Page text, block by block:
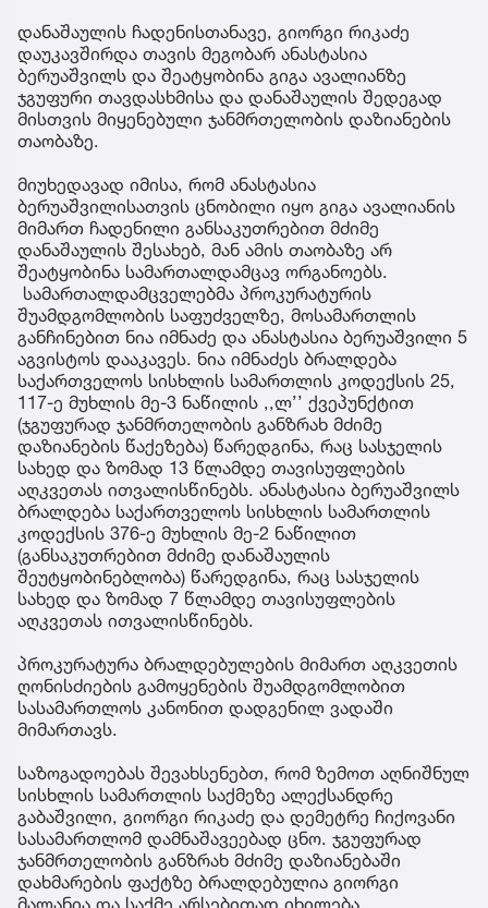
დანაშაულის ჩადენისთანავე, გიორგი რიკაძე
დაუკავშირდა თავის მეგობარ ანასტასია
ბერუაშვილს და შეატყობინა გიგა ავალიანზე
ჯგუფური თავდასხმისა და დანაშაულის შედეგად
მისთვის მიყენებული ჯანმრთელობის დაზიანების
თაობაზე.
მიუხედავად იმისა, რომ ანასტასია
ბერუაშვილისათვის ცნობილი იყო გიგა ავალიანის
მიმართ ჩადენილი განსაკუთრებით მძიმე
დანაშაულის შესახებ, მან ამის თაობაზე არ
შეატყობინა სამართალდამცავ ორგანოებს.
სამართალდამცველებმა პროკურატურის
შუამდგომლობის საფუძველზე, მოსამართლის
განჩინებით ნია იმნაძე და ანასტასია ბერუაშვილი 5
აგვისტოს დააკავეს. ნია იმნაძეს ბრალდება
საქართველოს სისხლის სამართლის კოდექსის 25,
117-ე მუხლის მე-3 ნაწილის ,,ლ’’ ქვეპუნქტით
(ჯგუფურად ჯანმრთელობის განზრახ მძიმე
დაზიანების წაქეზება) წარედგინა, რაც სასჯელის
სახედ და ზომად 13 წლამდე თავისუფლების
აღკვეთას ითვალისწინებს. ანასტასია ბერუაშვილს
ბრალდება საქართველოს სისხლის სამართლის
კოდექსის 376-ე მუხლის მე-2 ნაწილით
(განსაკუთრებით მძიმე დანაშაულის
შეუტყობინებლობა) წარედგინა, რაც სასჯელის
სახედ და ზომად 7 წლამდე თავისუფლების
აღკვეთას ითვალისწინებს.
პროკურატურა ბრალდებულების მიმართ აღკვეთის
ღონისძიების გამოყენების შუამდგომლობით
სასამართლოს კანონით დადგენილ ვადაში
მიმართავს.
საზოგადოებას შევახსენებთ, რომ ზემოთ აღნიშნულ
სისხლის სამართლის საქმეზე ალექსანდრე
გაბაშვილი, გიორგი რიკაძე და დემეტრე ჩიქოვანი
სასამართლომ დამნაშავეებად ცნო. ჯგუფურად
ჯანმრთელობის განზრახ მძიმე დაზიანებაში
დახმარების ფაქტზე ბრალდებულია გიორგი
მალანია და საქმე არსებითად იხილება